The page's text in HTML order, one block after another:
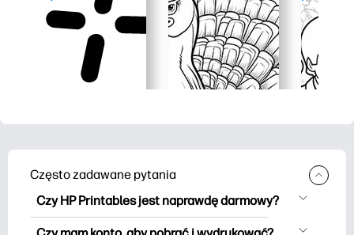
Często zadawane pytania
Czy HP Printables jest naprawdę darmowy?
HP Printables oferuje ponad 2500